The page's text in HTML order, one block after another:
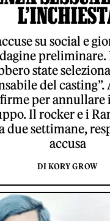
su social e
state
del casting”.
per annullare
Il rocker e i
due settimane,
accusa
DI KORY GROW